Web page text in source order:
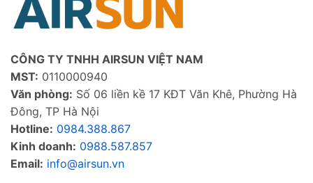
CÔNG TY TNHH AIRSUN VIỆT NAM
MST: 0110000940
Văn phòng: Số 06 liền kề 17 KĐT Văn Khê, Phường Hà
Đông, TP Hà Nội
Hotline: 0984.388.867
Kinh doanh: 0988.587.857
Email: info@airsun.vn